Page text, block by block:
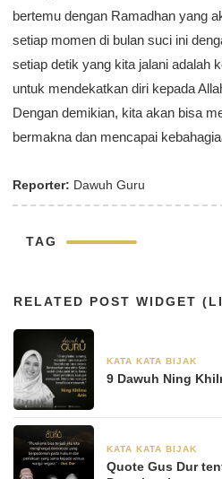
bertemu dengan Ramadhan yang
setiap momen di bulan suci ini
setiap detik yang kita jalani adalah
untuk mendekatkan diri kepada
Dengan demikian, kita akan bisa
bermakna dan mencapai
Reporter: Dawuh Guru
TAG
RELATED POST WIDGET
KATA KATA BIJAK
9 Dawuh Ning
KATA KATA BIJAK
Quote Gus Dur